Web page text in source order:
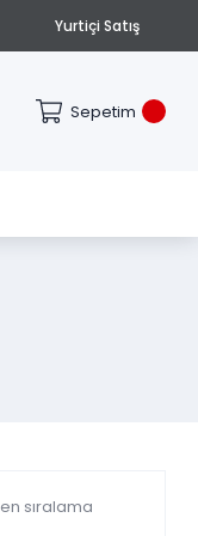
Yurtiçi Satış
Sepetim